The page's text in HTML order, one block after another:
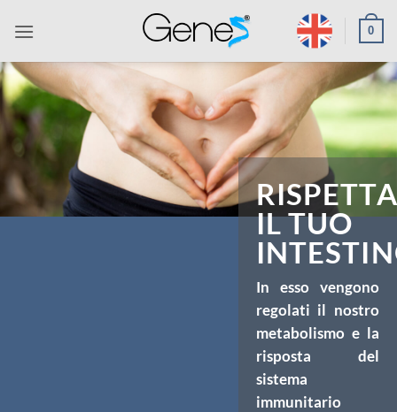
0
RISPETTA
IL TUO
In esso vengono
regolati il nostro
metabolismo e la
risposta del
sistema
immunitario